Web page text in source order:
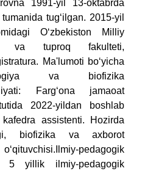
1991-yil 13-oktabrda
tug‘ilgan. 2015-yil
O‘zbekiston Milliy
va tuproq fakulteti,
Ma'lumoti bo‘yicha
va biofizika
Farg‘ona jamaoat
2022-yildan boshlab
assistenti.
Hozirda
biofizika va axborot
Ilmiy-pedagogik
5 yillik ilmiy-pedagogik